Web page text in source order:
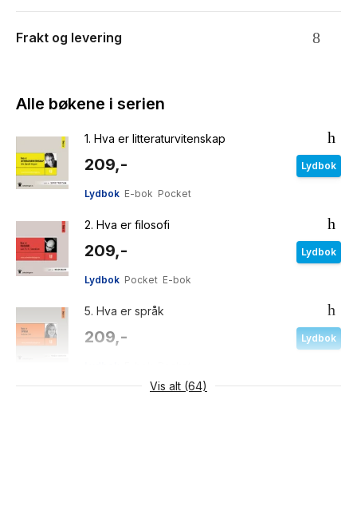
Frakt og levering
Alle bøkene i serien
1. Hva er litteraturvitenskap
209,- Lydbok
Lydbok E-bok Pocket
2. Hva er filosofi
209,- Lydbok
Lydbok Pocket E-bok
5. Hva er språk
209,- Lydbok
Vis alt (64)